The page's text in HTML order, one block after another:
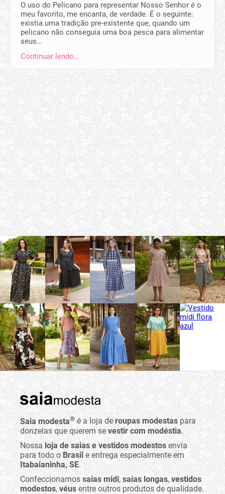
O uso do Pelicano para representar Nosso Senhor é o
meu favorito, me encanta, de verdade. É o seguinte:
existia uma tradição pre-existente que, quando um
pelicano não conseguia uma boa pesca para alimentar
seus…
Continuar lendo…
Saia modesta® é a loja de roupas modestas para
donzelas que querem se vestir com modéstia.
Nossa loja de saias e vestidos modestos envia
para todo o Brasil e entrega especialmente em
Itabaianinha, SE.
Confeccionamos saias midi, saias longas, vestidos
modestos, véus entre outros produtos de qualidade.